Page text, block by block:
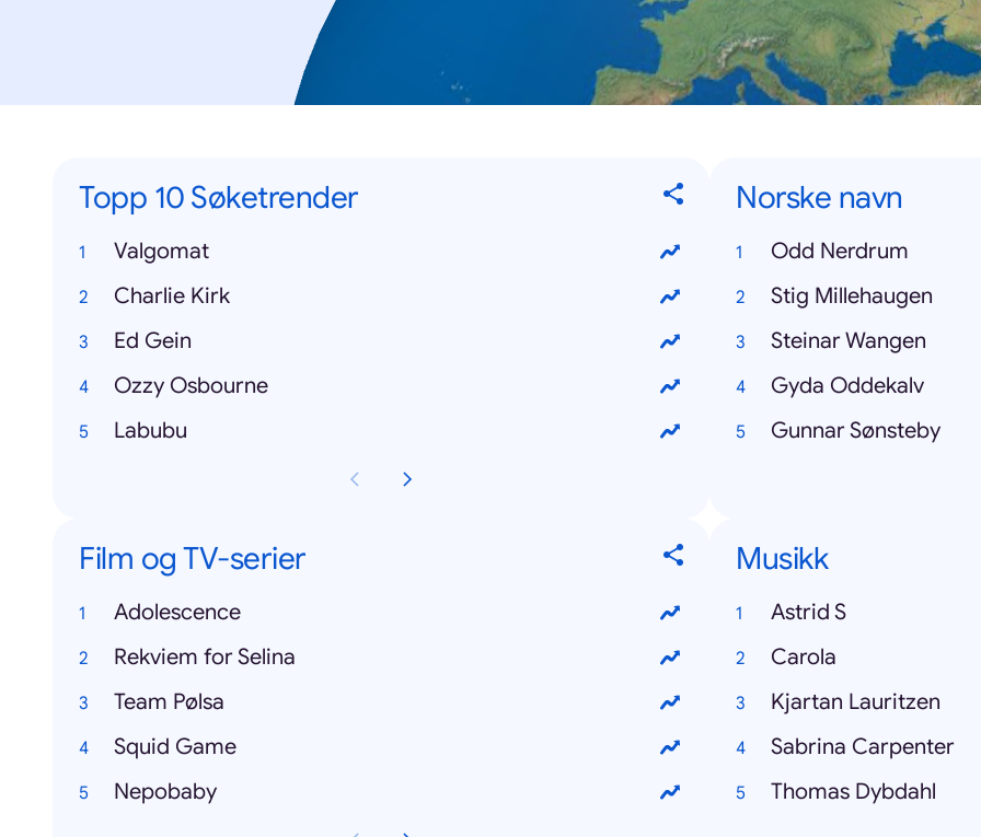
Topp 10 Søketrender
Valgomat
Charlie Kirk
Ed Gein
Ozzy Osbourne
Labubu
Norske navn
Odd Nerdrum
Stig Millehaugen
Steinar Wangen
Gyda Oddekalv
Gunnar Sønsteby
Film og TV-serier
Adolescence
Rekviem for Selina
Team Pølsa
Squid Game
Nepobaby
Musikk
Astrid S
Carola
Kjartan Lauritzen
Sabrina Carpenter
Thomas Dybdahl